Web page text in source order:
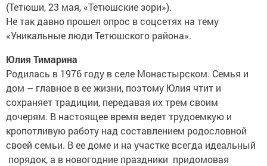
(Тетюши, 23 мая, «Тетюшские зори»).
Не так давно прошел опрос в соцсетях на тему
«Уникальные люди Тетюшского района».
Юлия Тимарина
Родилась в 1976 году в селе ­Монастырском. Семья и
дом – главное в ее жизни, поэтому Юлия чтит и
сохраняет традиции, передавая их трем своим
дочерям. В настоящее время ведет трудоемкую и
кропотливую работу над составлением родословной
своей семьи. В ее доме и на участке всегда идеальный
порядок, а в новогодние праздники придомовая